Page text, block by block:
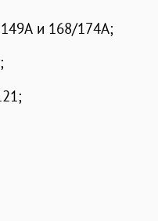
и 168/174А;